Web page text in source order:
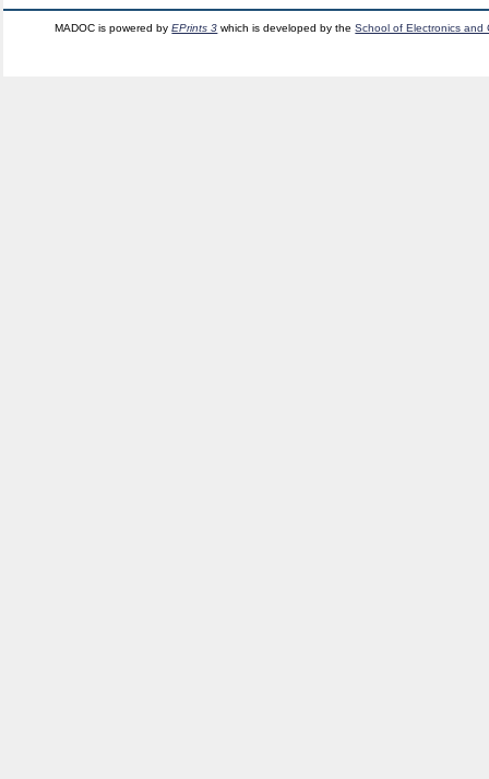
MADOC is powered byEPrints 3 which is developed by theSchool of Electronics and